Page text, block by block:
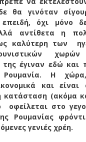
θα γινόταν
επειδή, όχι μόνο
αντίθετα η
καλύτερη των
έγιναν εδώ και
Η
και
κατάσταση (ακόμα
οφείλεται στο
Ρουμανίας
γενιές χρέη.